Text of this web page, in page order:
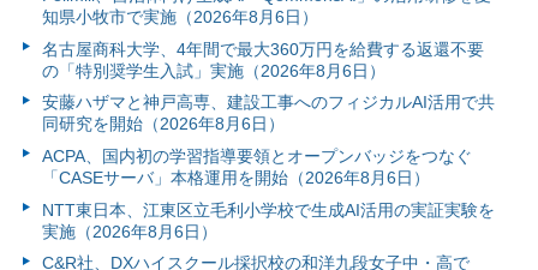
知県小牧市で実施（2026年8月6日）
名古屋商科大学、4年間で最大360万円を給費する返還不要
の「特別奨学生入試」実施（2026年8月6日）
安藤ハザマと神戸高専、建設工事へのフィジカルAI活用で共
同研究を開始（2026年8月6日）
ACPA、国内初の学習指導要領とオープンバッジをつなぐ
「CASEサーバ」本格運用を開始（2026年8月6日）
NTT東日本、江東区立毛利小学校で生成AI活用の実証実験を
実施（2026年8月6日）
C&R社、DXハイスクール採択校の和洋九段女子中・高で